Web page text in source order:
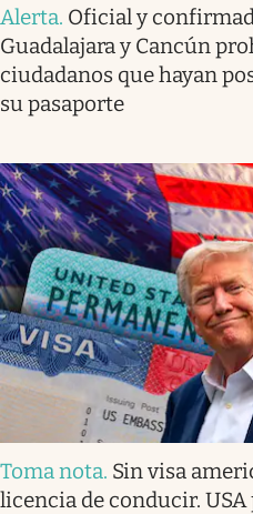
Alerta. Oficial y
Guadalajara y Cancún
ciudadanos que hayan
su pasaporte
Toma nota. Sin visa
licencia de conducir.